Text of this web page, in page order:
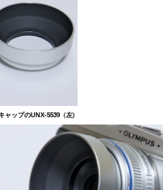
ップのUNX-5539（左）